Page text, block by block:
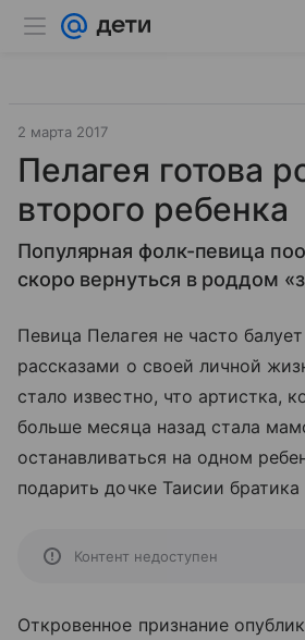
2 марта 2017
Пелагея готова
второго ребенка
Популярная фолк-певица
скоро вернуться в роддом
Певица Пелагея не часто
рассказами о своей личной
стало известно, что артистка,
больше месяца назад стала
останавливаться на одном
подарить дочке Таисии братика
Контент недоступен
Откровенное признание